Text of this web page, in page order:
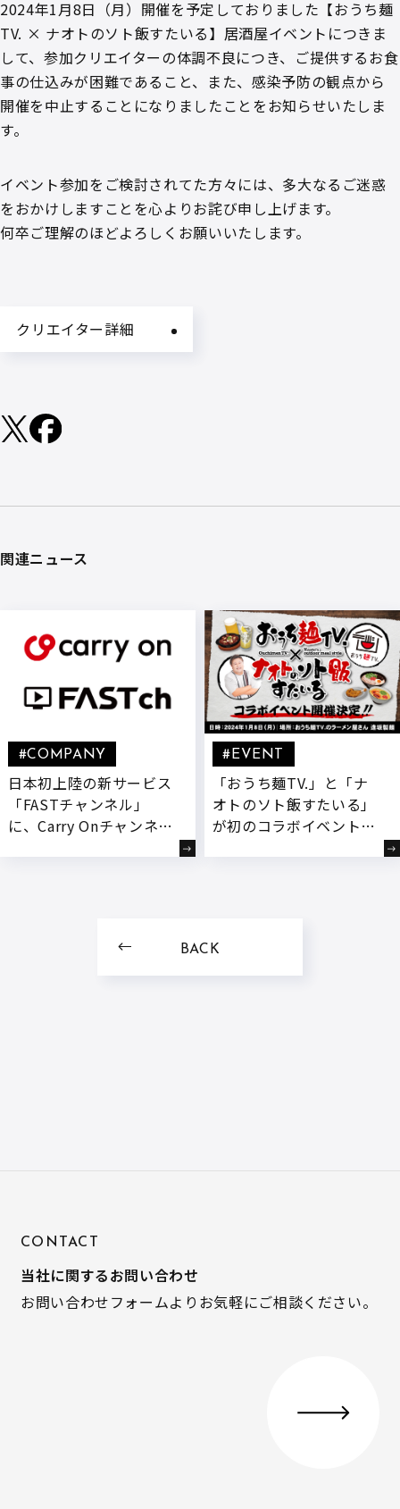
2024年1月8日（月）開催を予定しておりました【おうち麺
TV. × ナオトのソト飯すたいる】居酒屋イベントにつきま
して、参加クリエイターの体調不良につき、ご提供するお食
事の仕込みが困難であること、また、感染予防の観点から
開催を中止することになりましたことをお知らせいたしま
す。
イベント参加をご検討されてた方々には、多大なるご迷惑
をおかけしますことを心よりお詫び申し上げます。
何卒ご理解のほどよろしくお願いいたします。
クリエイター詳細
関連ニュース
日本初上陸の新サービス
「FASTチャンネル」
に、Carry Onチャンネル
#COMPANY
「おうち麺TV.」と「ナ
オトのソト飯すたいる」
が初のコラボイベントを
#EVENT
BACK
CONTACT
当社に関するお問い合わせ
お問い合わせフォームよりお気軽にご相談ください。